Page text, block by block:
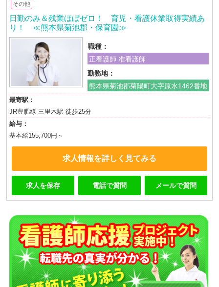
その他
日勤のみ＆残業ほぼゼロ！ 育児・看護休業取得実績あ
り！ ≪熊本県菊池郡・保育園≫
職種：
正看護師 准看護師
勤務地：
熊本県菊池郡菊陽町大字原水1462番地
最寄駅：
JR豊肥線 三里木駅 徒歩25分
給与：
基本給155,700円～
求人情報を詳しく見てみる
求人を保存 電話で質問 メールで質問